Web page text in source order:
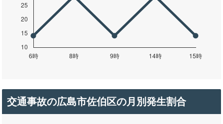
交通事故の広島市佐伯区の月別発生割合